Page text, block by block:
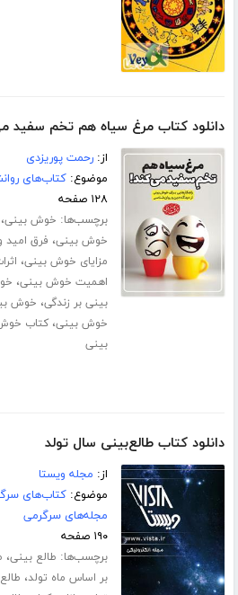
دانلود کتاب مرغ سیاه هم تخم سفید
از:رحمت پوریزدی
موضوع:کتاب‌های
۱۲۸ صفحه
برچسب‌ها: خوش بینی،
خوش بینی، فرق
مزایای خوش بینی،
اهمیت خوش بینی،
بینی بر زندگی، خوش
خوش بینی،کتاب
بینی
دانلود کتاب طالع‌بینی سال تولد
از: مجله ویستا
موضوع:کتاب‌های
مجله‌های سرگرمی
۱۹۰ صفحه
برچسب‌ها: طالع بینی،
بر اساس ماه تولد،